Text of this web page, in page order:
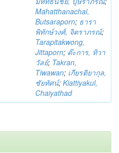
Mahatthanachai,
Butsaraporn; ธารา
พิทักษ์วงศ์, จิตราภรณ์;
Tarapitakwong,
Jittaporn; ต๊ะการ, ทิวา
วัลย์; Takran,
Tiwawan; เกียรติยากุล,
ชัยทัศน์; Kiattiyakul,
Chaiyathad